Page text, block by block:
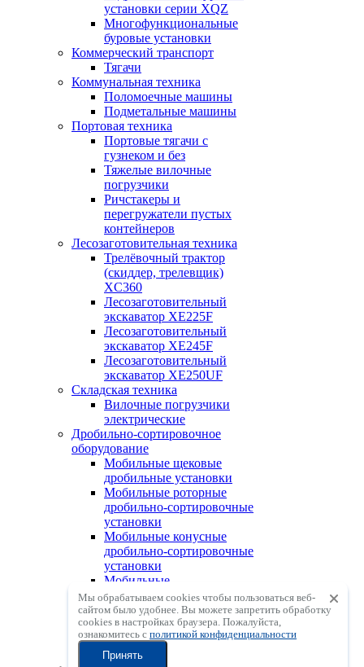
установки серии XQZ
Многофункциональные
буровые установки
Коммерческий транспорт
Тягачи
Коммунальная техника
Поломоечные машины
Подметальные машины
Портовая техника
Портовые тягачи с
гузнеком и без
Тяжелые вилочные
погрузчики
Ричстакеры и
перегружатели пустых
контейнеров
Лесозаготовительная техника
Трелёвочный трактор
(скиддер, трелевщик)
XC360
Лесозаготовительный
экскаватор XE225F
Лесозаготовительный
экскаватор XE245F
Лесозаготовительный
экскаватор XE250UF
Складская техника
Вилочные погрузчики
электрические
Дробильно-сортировочное
оборудование
Мобильные щековые
дробильные установки
Мобильные роторные
дробильно-сортировочные
установки
Мобильные конусные
дробильно-сортировочные
установки
Мобильные
центробежные
дробильные установки с
вертикальным валом
Мобильные
сортировочные установки
Мы обрабатываем cookies чтобы пользоваться веб-
сайтом было удобнее. Вы можете запретить обработку
сookies в настройках браузера. Пожалуйста,
ознакомитесь с политикой конфиденциальности
Принять